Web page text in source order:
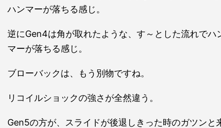
ハンマーが落ちる感じ。
逆にGen4は角が取れたような、す～とした流れでハ
マーが落ちる感じ。
ブローバックは、もう別物ですね。
リコイルショックの強さが全然違う。
Gen5の方が、スライドが後退しきった時のガツンと